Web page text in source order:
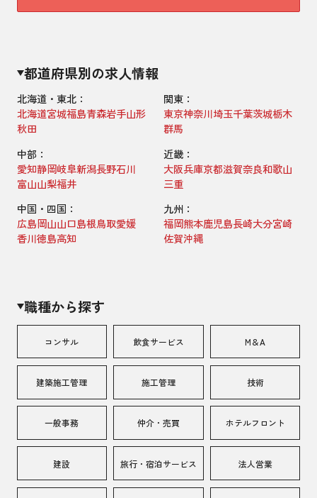
都道府県別の求人情報
北海道・東北：
北海道宮城福島青森岩手山形
秋田
関東：
東京神奈川埼玉千葉茨城栃木
群馬
中部：
愛知静岡岐阜新潟長野石川
富山山梨福井
近畿：
大阪兵庫京都滋賀奈良和歌山
三重
中国・四国：
広島岡山山口島根鳥取愛媛
香川徳島高知
九州：
福岡熊本鹿児島長崎大分宮崎
佐賀沖縄
職種から探す
コンサル 飲食サービス M＆A
建築施工管理 施工管理 技術
一般事務 仲介・売買 ホテルフロント
建設 旅行・宿泊サービス 法人営業